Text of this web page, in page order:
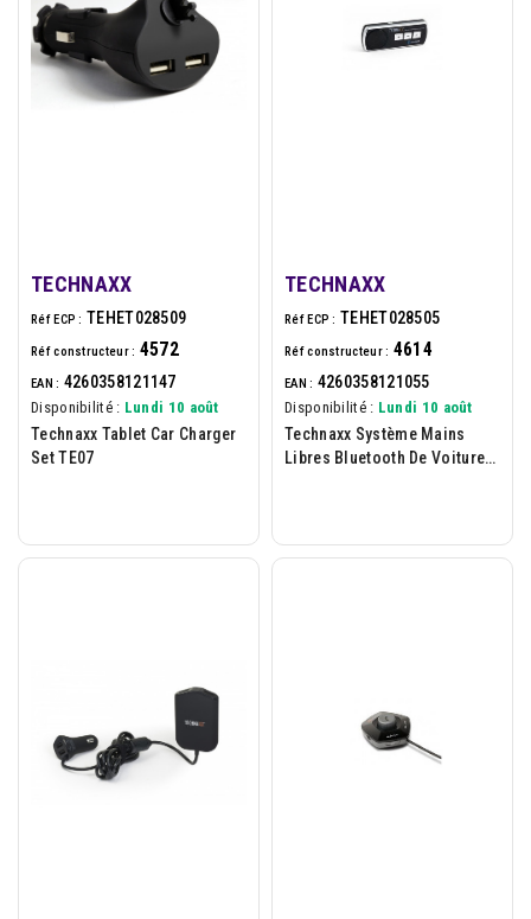
TECHNAXX
Réf ECP : TEHET028509
Réf constructeur : 4572
EAN : 4260358121147
Disponibilité : Lundi 10 août
Technaxx Tablet Car Charger
Set TE07
TECHNAXX
Réf ECP : TEHET028505
Réf constructeur : 4614
EAN : 4260358121055
Disponibilité : Lundi 10 août
Technaxx Système Mains
Libres Bluetooth De Voiture